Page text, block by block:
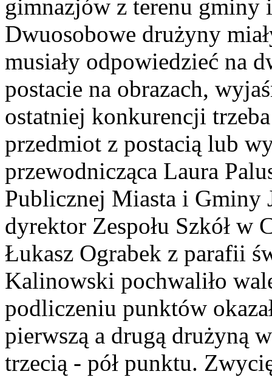
gimnazjów z terenu
Dwuosobowe drużyny
musiały odpowiedzieć na
postacie na obrazach,
ostatniej konkurencji
przedmiot z postacią lub
przewodnicząca Laura
Publicznej Miasta i Gminy
dyrektor Zespołu Szkół w
Łukasz Ograbek z parafii
Kalinowski pochwaliło
podliczeniu punktów
pierwszą a drugą drużyną
trzecią - pół punktu.